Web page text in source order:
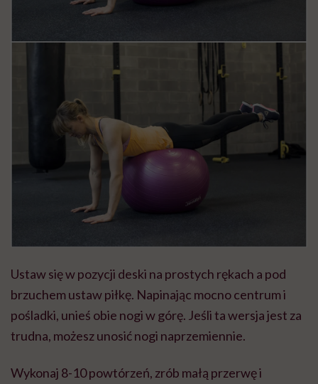
Ustaw się w pozycji deski na prostych rękach a pod
brzuchem ustaw piłkę. Napinając mocno centrum i
pośladki, unieś obie nogi w górę. Jeśli ta wersja jest za
trudna, możesz unosić nogi naprzemiennie.
Wykonaj 8-10 powtórzeń, zrób małą przerwę i